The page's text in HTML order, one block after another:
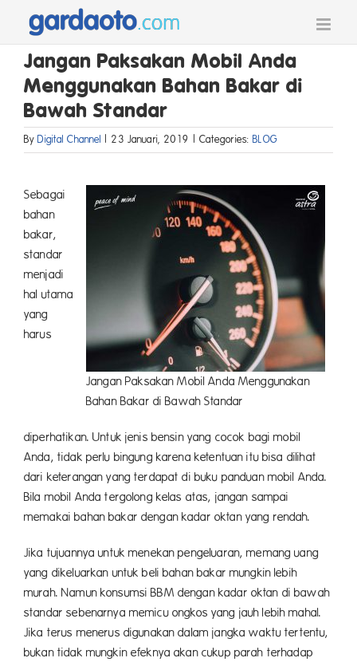
content
Jangan Paksakan Mobil Anda
Menggunakan Bahan Bakar di
Bawah Standar
By Digital Channel | 23 Januari, 2019 | Categories: BLOG
Jangan Paksakan Mobil Anda Menggunakan
Bahan Bakar di Bawah Standar
Sebagai
bahan
bakar,
standar
menjadi
hal utama
yang
harus
diperhatikan. Untuk jenis bensin yang cocok bagi mobil
Anda, tidak perlu bingung karena ketentuan itu bisa dilihat
dari keterangan yang terdapat di buku panduan mobil Anda.
Bila mobil Anda tergolong kelas atas, jangan sampai
memakai bahan bakar dengan kadar oktan yang rendah.
Jika tujuannya untuk menekan pengeluaran, memang uang
yang dikeluarkan untuk beli bahan bakar mungkin lebih
murah. Namun konsumsi BBM dengan kadar oktan di bawah
standar sebenarnya memicu ongkos yang jauh lebih mahal.
Jika terus menerus digunakan dalam jangka waktu tertentu,
bukan tidak mungkin efeknya akan cukup parah terhadap